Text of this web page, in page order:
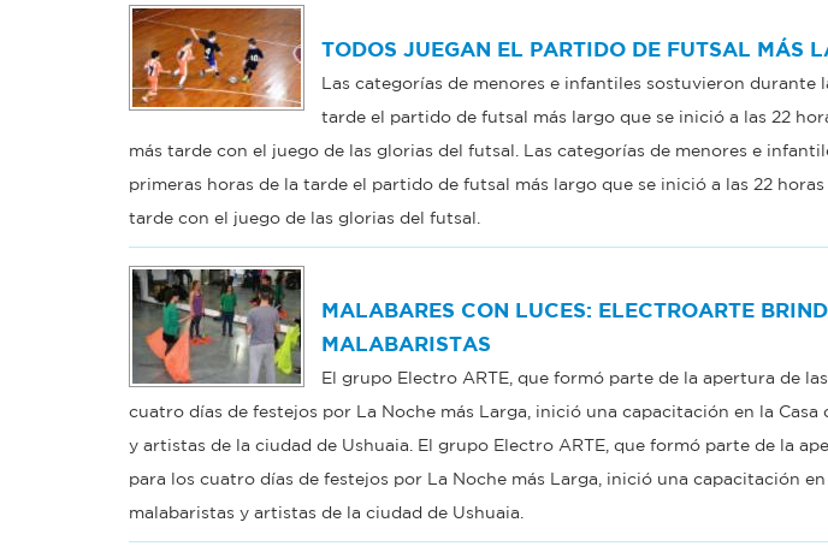
TODOS JUEGAN EL PARTIDO DE FUTSAL MÁS
Las categorías de menores e infantiles sostuvieron durante
tarde el partido de futsal más largo que se inició a las 22
más tarde con el juego de las glorias del futsal. Las categorías de menores e
primeras horas de la tarde el partido de futsal más largo que se inició a las 22
tarde con el juego de las glorias del futsal.
MALABARES CON LUCES: ELECTROARTE
MALABARISTAS
El grupo Electro ARTE, que formó parte de la apertura de
cuatro días de festejos por La Noche más Larga, inició una capacitación en la
y artistas de la ciudad de Ushuaia. El grupo Electro ARTE, que formó parte de la
para los cuatro días de festejos por La Noche más Larga, inició una capacitación
malabaristas y artistas de la ciudad de Ushuaia.